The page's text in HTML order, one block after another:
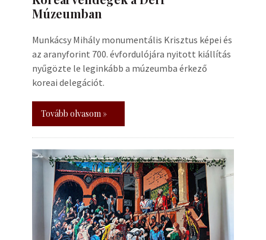
Múzeumban
Munkácsy Mihály monumentális Krisztus képei és
az aranyforint 700. évfordulójára nyitott kiállítás
nyűgözte le leginkább a múzeumba érkező
koreai delegációt.
Tovább olvasom »